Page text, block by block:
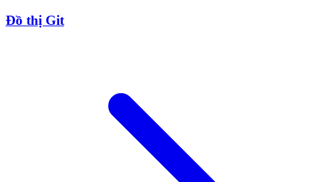
Đồ thị Git